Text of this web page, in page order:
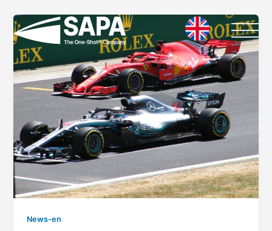
contenuto
News-en
articoli